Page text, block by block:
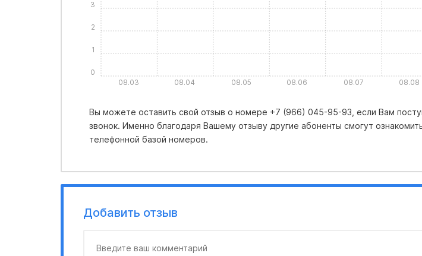
08.03 08.04 08.05 08.06 08.07 08.08
0
1
2
3
Вы можете оставить свой отзыв о номере +7 (966) 045-95-93, если Вам
звонок. Именно благодаря Вашему отзыву другие абоненты смогут
телефонной базой номеров.
Добавить отзыв